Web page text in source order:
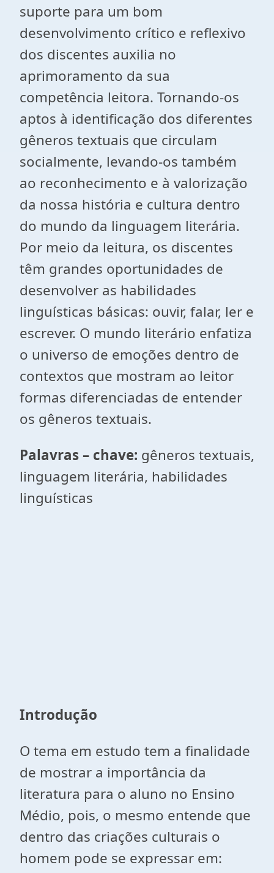
suporte para um bom
desenvolvimento crítico e reflexivo
dos discentes auxilia no
aprimoramento da sua
competência leitora. Tornando-os
aptos à identificação dos diferentes
gêneros textuais que circulam
socialmente, levando-os também
ao reconhecimento e à valorização
da nossa história e cultura dentro
do mundo da linguagem literária.
Por meio da leitura, os discentes
têm grandes oportunidades de
desenvolver as habilidades
linguísticas básicas: ouvir, falar, ler e
escrever. O mundo literário enfatiza
o universo de emoções dentro de
contextos que mostram ao leitor
formas diferenciadas de entender
os gêneros textuais.
Palavras – chave: gêneros textuais,
linguagem literária, habilidades
linguísticas
Introdução
O tema em estudo tem a finalidade
de mostrar a importância da
literatura para o aluno no Ensino
Médio, pois, o mesmo entende que
dentro das criações culturais o
homem pode se expressar em: